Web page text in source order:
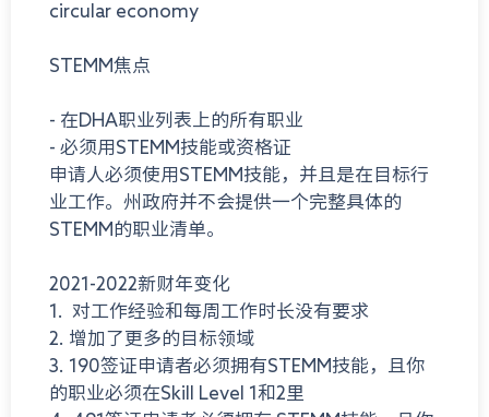
circular economy
STEMM焦点
- 在DHA职业列表上的所有职业
- 必须用STEMM技能或资格证
申请人必须使用STEMM技能，并且是在目标行
业工作。州政府并不会提供一个完整具体的
STEMM的职业清单。
2021-2022新财年变化
1. 对工作经验和每周工作时长没有要求
2. 增加了更多的目标领域
3. 190签证申请者必须拥有STEMM技能，且你
的职业必须在Skill Level 1和2里